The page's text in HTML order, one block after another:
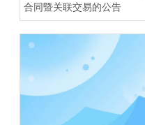
合同暨关联交易的公告